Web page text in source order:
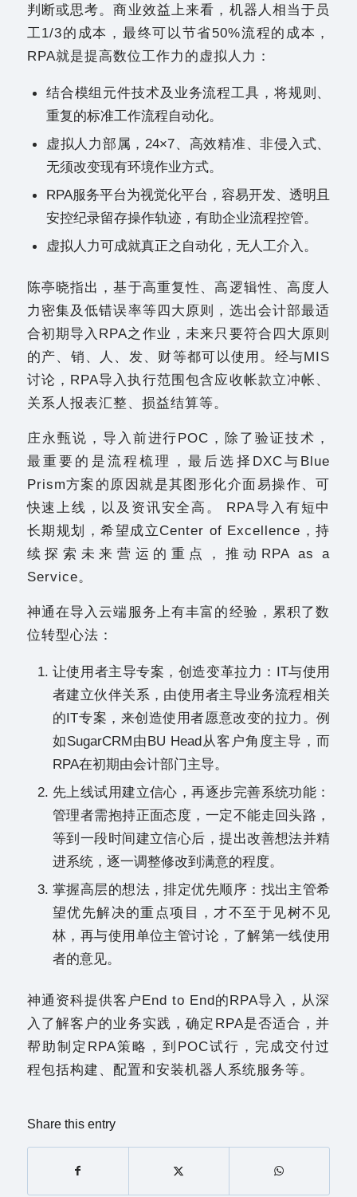
判断或思考。商业效益上来看，机器人相当于员
工1/3的成本，最终可以节省50%流程的成本，
RPA就是提高数位工作力的虚拟人力：
结合模组元件技术及业务流程工具，将规则、
重复的标准工作流程自动化。
虚拟人力部属，24×7、高效精准、非侵入式、
无须改变现有环境作业方式。
RPA服务平台为视觉化平台，容易开发、透明且
安控纪录留存操作轨迹，有助企业流程控管。
虚拟人力可成就真正之自动化，无人工介入。
陈亭晓指出，基于高重复性、高逻辑性、高度人
力密集及低错误率等四大原则，选出会计部最适
合初期导入RPA之作业，未来只要符合四大原则
的产、销、人、发、财等都可以使用。经与MIS
讨论，RPA导入执行范围包含应收帐款立冲帐、
关系人报表汇整、损益结算等。
庄永甄说，导入前进行POC，除了验证技术，
最重要的是流程梳理，最后选择DXC与Blue
Prism方案的原因就是其图形化介面易操作、可
快速上线，以及资讯安全高。 RPA导入有短中
长期规划，希望成立Center of Excellence，持
续探索未来营运的重点，推动RPA as a
Service。
神通在导入云端服务上有丰富的经验，累积了数
位转型心法：
让使用者主导专案，创造变革拉力：IT与使用
者建立伙伴关系，由使用者主导业务流程相关
的IT专案，来创造使用者愿意改变的拉力。例
如SugarCRM由BU Head从客户角度主导，而
RPA在初期由会计部门主导。
先上线试用建立信心，再逐步完善系统功能：
管理者需抱持正面态度，一定不能走回头路，
等到一段时间建立信心后，提出改善想法并精
进系统，逐一调整修改到满意的程度。
掌握高层的想法，排定优先顺序：找出主管希
望优先解决的重点项目，才不至于见树不见
林，再与使用单位主管讨论，了解第一线使用
者的意见。
神通资科提供客户End to End的RPA导入，从深
入了解客户的业务实践，确定RPA是否适合，并
帮助制定RPA策略，到POC试行，完成交付过
程包括构建、配置和安装机器人系统服务等。
Share this entry